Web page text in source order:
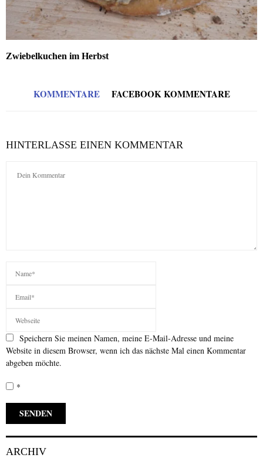
Zwiebelkuchen im Herbst
KOMMENTARE FACEBOOK KOMMENTARE
HINTERLASSE EINEN KOMMENTAR
Speichern Sie meinen Namen, meine E-Mail-Adresse und meine
Website in diesem Browser, wenn ich das nächste Mal einen Kommentar
abgeben möchte.
*
ARCHIV